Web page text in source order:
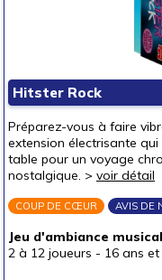
Hitster Rock
Préparez-vous à faire
extension électrisante
table pour un voyage
nostalgique. > voir détail
COUP DE CŒUR AVIS DE
Jeu d'ambiance musical
2 à 12 joueurs - 16 ans et